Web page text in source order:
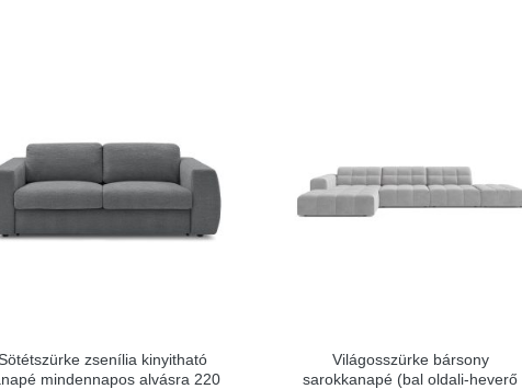
zsenília kinyitható
mindennapos alvásra 220
Világosszürke bársony
sarokkanapé (bal oldali-heverő